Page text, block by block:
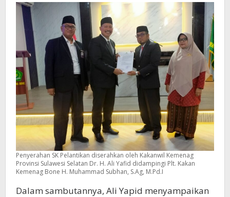
Penyerahan SK Pelantikan diserahkan oleh Kakanwil Kemenag
Provinsi Sulawesi Selatan Dr. H. Ali Yafid didampingi Plt. Kakan
Kemenag Bone H. Muhammad Subhan, S.Ag, M.Pd.I
Dalam sambutannya, Ali Yapid menyampaikan